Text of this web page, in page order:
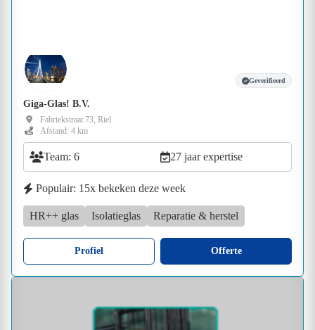
Geverifieerd
Giga-Glas! B.V.
Fabriekstraat 73, Riel
Afstand: 4 km
Team: 6 27 jaar expertise
Populair: 15x bekeken deze week
HR++ glas Isolatieglas Reparatie & herstel
Profiel Offerte